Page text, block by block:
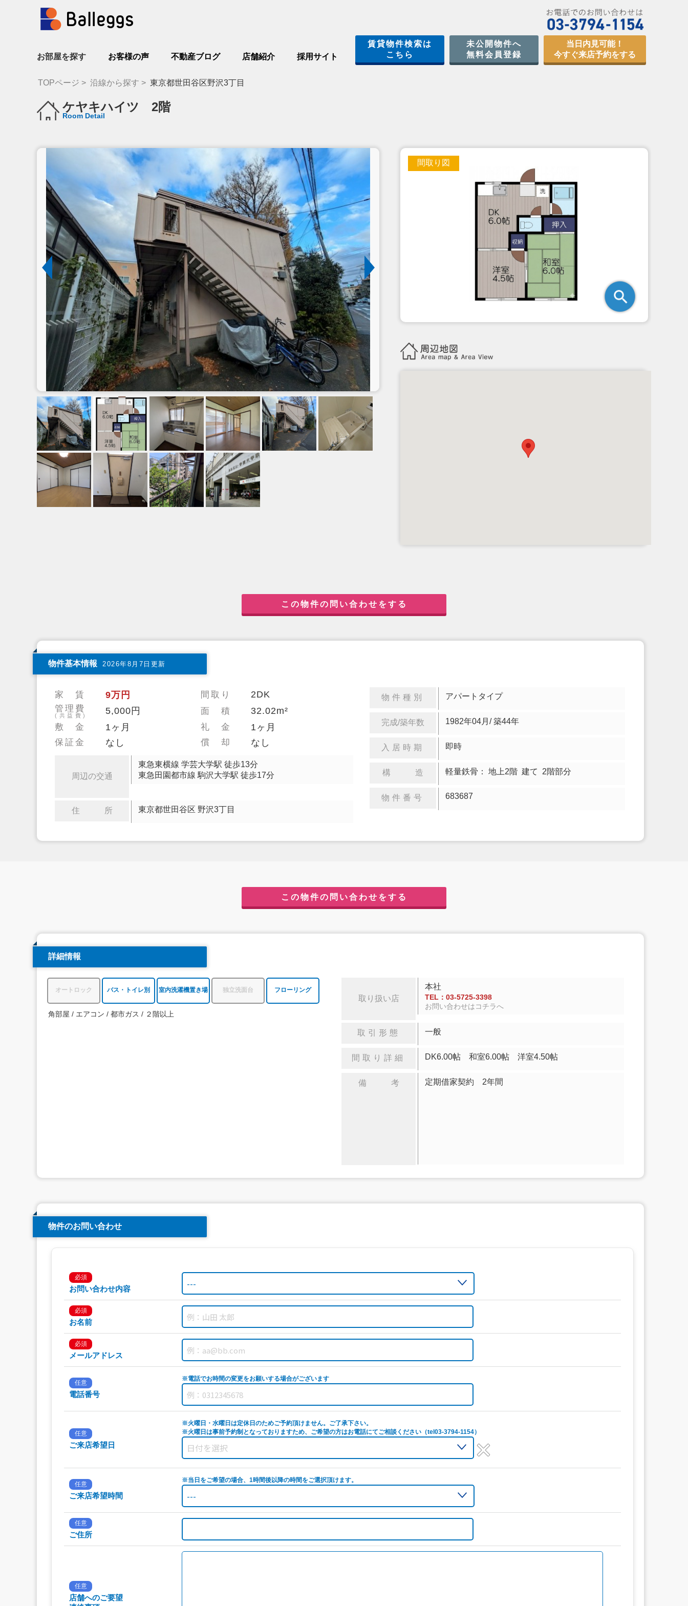
お部屋を探す お客様の声 不動産ブログ 店舗紹介 採用サイト
賃貸物件検索は
こちら
未公開物件へ
無料会員登録
当日内見可能！
今すぐ来店予約をする
TOPページ 沿線から探す 東京都世田谷区野沢3丁目
ケヤキハイツ 2階
Room Detail
間取り図
この物件の問い合わせをする
物件基本情報 2026年8月7日更新
家 賃 9万円 間取り 2DK
管理費
(共益費) 5,000円 面 積 32.02m²
敷 金 1ヶ月 礼 金 1ヶ月
保証金 なし 償 却 なし
周辺の交通
東急東横線 学芸大学駅 徒歩13分
東急田園都市線 駒沢大学駅 徒歩17分
住 所 東京都世田谷区 野沢3丁目
物件種別 アパートタイプ
完成/築年数 1982年04月/ 築44年
入居時期 即時
構 造 軽量鉄骨： 地上2階 建て 2階部分
物件番号 683687
この物件の問い合わせをする
詳細情報
オートロック バス・トイレ別 室内洗濯機置き場 独立洗面台 フローリング
角部屋 エアコン 都市ガス ２階以上
取り扱い店
本社
TEL：03-5725-3398
お問い合わせはコチラへ
取引形態 一般
間取り詳細 DK6.00帖 和室6.00帖 洋室4.50帖
備 考 定期借家契約 2年間
物件のお問い合わせ
必須
お問い合わせ内容
必須
お名前
必須
メールアドレス
任意
電話番号
※電話でお時間の変更をお願いする場合がございます
任意
ご来店希望日
※火曜日・水曜日は定休日のためご予約頂けません。ご了承下さい。
※火曜日は事前予約制となっておりますため、ご希望の方はお電話にてご相談ください（tel03-3794-1154）
任意
ご来店希望時間
※当日をご希望の場合、1時間後以降の時間をご選択頂けます。
任意
ご住所
任意
店舗へのご要望